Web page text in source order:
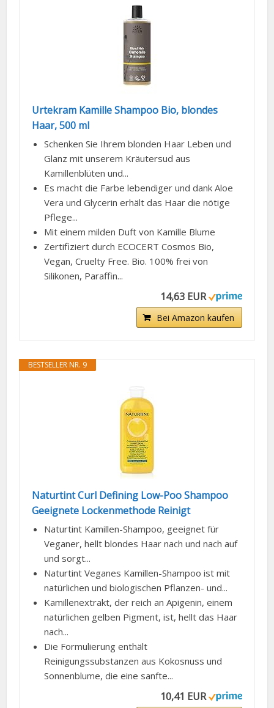
Urtekram Kamille Shampoo Bio, blondes
Haar, 500 ml
Schenken Sie Ihrem blonden Haar Leben und
Glanz mit unserem Kräutersud aus
Kamillenblüten und...
Es macht die Farbe lebendiger und dank Aloe
Vera und Glycerin erhält das Haar die nötige
Pflege...
Mit einem milden Duft von Kamille Blume
Zertifiziert durch ECOCERT Cosmos Bio,
Vegan, Cruelty Free. Bio. 100% frei von
Silikonen, Paraffin...
14,63 EUR
Bei Amazon kaufen
BESTSELLER NR. 9
Naturtint Curl Defining Low-Poo Shampoo
Geeignete Lockenmethode Reinigt
Naturtint Kamillen-Shampoo, geeignet für
Veganer, hellt blondes Haar nach und nach auf
und sorgt...
Naturtint Veganes Kamillen-Shampoo ist mit
natürlichen und biologischen Pflanzen- und...
Kamillenextrakt, der reich an Apigenin, einem
natürlichen gelben Pigment, ist, hellt das Haar
nach...
Die Formulierung enthält
Reinigungssubstanzen aus Kokosnuss und
Sonnenblume, die eine sanfte...
10,41 EUR